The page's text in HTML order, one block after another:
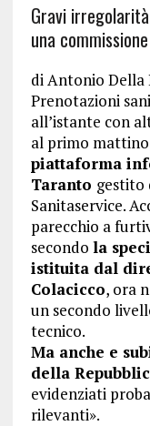
Gravi
una
diAntonio Della
Prenotazioni
all’istante con
al primo
piattaforma
Taranto gestito
Sanitaservice.
parecchio a
secondo la
istituita dal
Colacicco, ora
un secondo
tecnico.
Ma anche e
della
evidenziati
rilevanti».